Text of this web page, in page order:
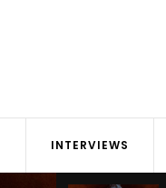
INTERVIEWS